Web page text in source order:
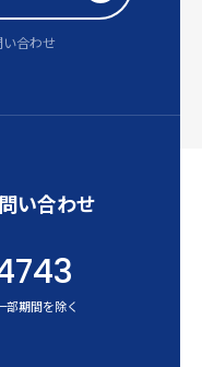
合わせ
い合わせ
期間を除く